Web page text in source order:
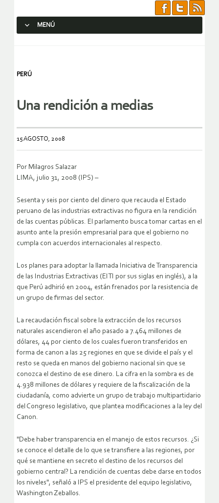
MENÚ
PERÚ
Una rendición a medias
15 AGOSTO, 2008
Por Milagros Salazar
LIMA, julio 31, 2008 (IPS) –
Sesenta y seis por ciento del dinero que recauda el Estado
peruano de las industrias extractivas no figura en la rendición
de las cuentas públicas. El parlamento busca tomar cartas en el
asunto ante la presión empresarial para que el gobierno no
cumpla con acuerdos internacionales al respecto.
Los planes para adoptar la llamada Iniciativa de Transparencia
de las Industrias Extractivas (EITI por sus siglas en inglés), a la
que Perú adhirió en 2004, están frenados por la resistencia de
un grupo de firmas del sector.
La recaudación fiscal sobre la extracción de los recursos
naturales ascendieron el año pasado a 7.464 millones de
dólares, 44 por ciento de los cuales fueron transferidos en
forma de canon a las 25 regiones en que se divide el país y el
resto se queda en manos del gobierno nacional sin que se
conozca el destino de ese dinero. La cifra en la sombra es de
4.938 millones de dólares y requiere de la fiscalización de la
ciudadanía, como advierte un grupo de trabajo multipartidario
del Congreso legislativo, que plantea modificaciones a la ley del
Canon.
"Debe haber transparencia en el manejo de estos recursos. ¿Si
se conoce el detalle de lo que se transfiere a las regiones, por
qué se mantiene en secreto el destino de los recursos del
gobierno central? La rendición de cuentas debe darse en todos
los niveles", señaló a IPS el presidente del equipo legislativo,
Washington Zeballos.